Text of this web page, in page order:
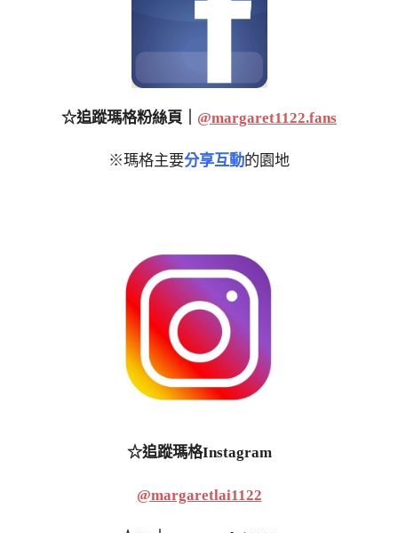
☆追蹤瑪格粉絲頁｜ @margaret1122.fans
※瑪格主要分享互動的園地
☆追蹤瑪格Instagram
@margaretlai1122